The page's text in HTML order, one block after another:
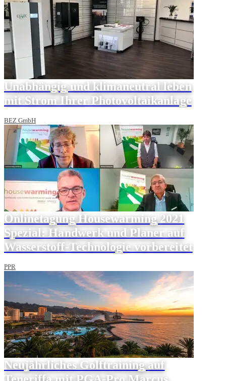
Unabhängig und klimaneutral leben
mit Strom Ihrer Photovoltaikanlage
BEZ GmbH
Onlinetagung Housewarming 2021
Spezial: Handwerk und Planer auf
Wasserstoff-Technologie vorbereitet
PPR
Neujährliches Golftraining auf